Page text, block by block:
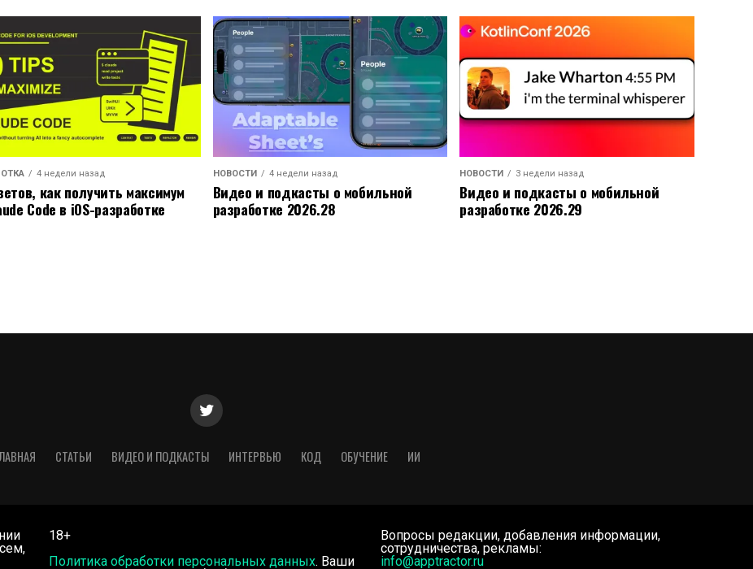
4 недели назад
как получить максимум
Code в iOS-разработке
НОВОСТИ 4 недели назад
Видео и подкасты о мобильной
разработке 2026.28
НОВОСТИ 3 недели назад
Видео и подкасты о мобильной
разработке 2026.29
СТАТЬИ ВИДЕО И ПОДКАСТЫ ИНТЕРВЬЮ КОД ОБУЧЕНИЕ ИИ
18+
Политика обработки персональных данных. Ваши
Вопросы редакции, добавления информации,
сотрудничества, рекламы:
info@apptractor.ru